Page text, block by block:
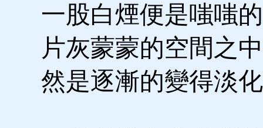
一股白煙便是嗤嗤
片灰蒙蒙的空間之
然是逐漸的變得淡